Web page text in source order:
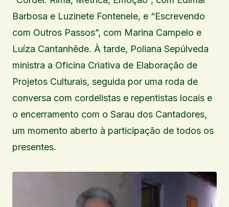
Barbosa e Luzinete Fontenele, e “Escrevendo
com Outros Passos”, com Marina Campelo e
Luíza Cantanhêde. À tarde, Poliana Sepúlveda
ministra a Oficina Criativa de Elaboração de
Projetos Culturais, seguida por uma roda de
conversa com cordelistas e repentistas locais e
o encerramento com o Sarau dos Cantadores,
um momento aberto à participação de todos os
presentes.